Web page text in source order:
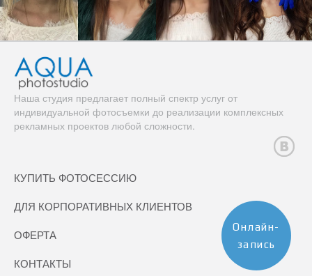
Наша студия предлагает полный спектр услуг от
индивидуальной фотосъемки до реализации комплексных
рекламных проектов любой сложности.
КУПИТЬ ФОТОСЕССИЮ
ДЛЯ КОРПОРАТИВНЫХ КЛИЕНТОВ
ОФЕРТА
КОНТАКТЫ
Онлайн-
запись